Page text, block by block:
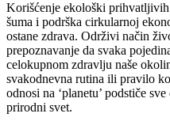
Korišćenje ekološki
šuma i podrška cirkularnoj
ostane zdrava. Održivi način
prepoznavanje da svaka
celokupnom zdravlju naše
svakodnevna rutina ili pravilo
odnosi na ‘planetu’ podstiče
prirodni svet.